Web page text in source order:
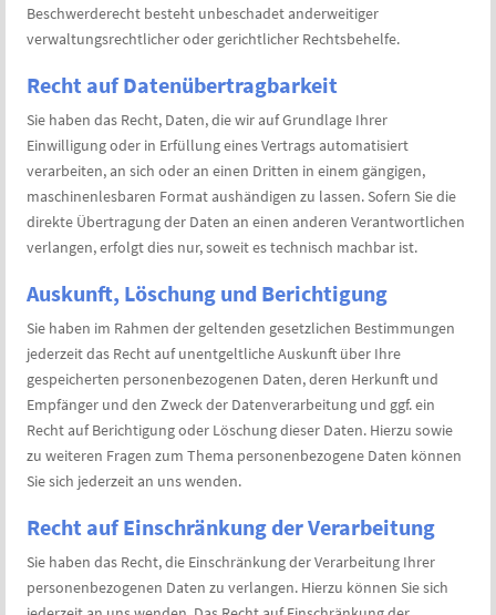
Beschwerderecht besteht unbeschadet anderweitiger
verwaltungsrechtlicher oder gerichtlicher Rechtsbehelfe.
Recht auf Daten­übertrag­barkeit
Sie haben das Recht, Daten, die wir auf Grundlage Ihrer
Einwilligung oder in Erfüllung eines Vertrags automatisiert
verarbeiten, an sich oder an einen Dritten in einem gängigen,
maschinenlesbaren Format aushändigen zu lassen. Sofern Sie die
direkte Übertragung der Daten an einen anderen Verantwortlichen
verlangen, erfolgt dies nur, soweit es technisch machbar ist.
Auskunft, Löschung und Berichtigung
Sie haben im Rahmen der geltenden gesetzlichen Bestimmungen
jederzeit das Recht auf unentgeltliche Auskunft über Ihre
gespeicherten personenbezogenen Daten, deren Herkunft und
Empfänger und den Zweck der Datenverarbeitung und ggf. ein
Recht auf Berichtigung oder Löschung dieser Daten. Hierzu sowie
zu weiteren Fragen zum Thema personenbezogene Daten können
Sie sich jederzeit an uns wenden.
Recht auf Einschränkung der Verarbeitung
Sie haben das Recht, die Einschränkung der Verarbeitung Ihrer
personenbezogenen Daten zu verlangen. Hierzu können Sie sich